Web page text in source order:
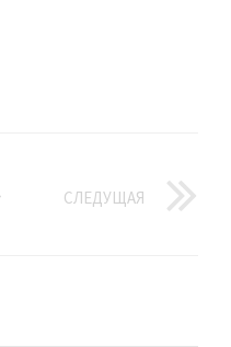
СЛЕДУЩАЯ